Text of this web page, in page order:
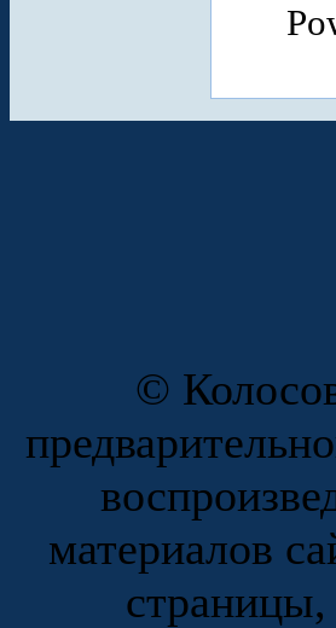
©
материалов
страницы,